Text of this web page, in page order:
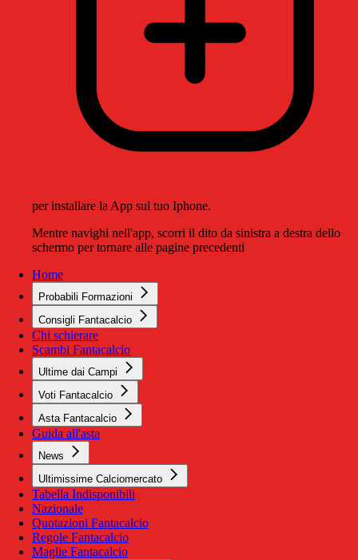
per installare la App sul tuo Iphone.
Mentre navighi nell'app, scorri il dito da sinistra a destra dello
schermo per tornare alle pagine precedenti
Home
Probabili Formazioni
Consigli Fantacalcio
Chi schierare
Scambi Fantacalcio
Ultime dai Campi
Voti Fantacalcio
Asta Fantacalcio
Guida all'asta
News
Ultimissime Calciomercato
Tabella Indisponibili
Nazionale
Quotazioni Fantacalcio
Regole Fantacalcio
Maglie Fantacalcio